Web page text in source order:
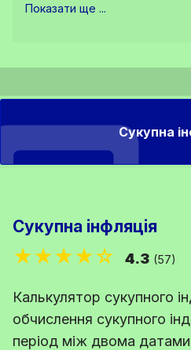
Показати ще ...
Сукупна
Сукупна інфляція
★★★★☆ 4.3 (57)
Калькулятор сукупного
обчислення сукупного
період між двома